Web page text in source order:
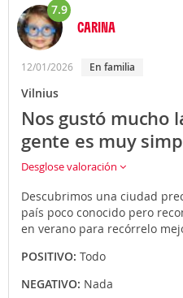
7.9
CARINA
12/01/2026 en familia
Vilnius
Nos gustó mucho
gente es muy
Desglose valoración
Descubrimos una ciudad
país poco conocido pero
en verano para recórrelo
POSITIVO: Todo
NEGATIVO: Nada